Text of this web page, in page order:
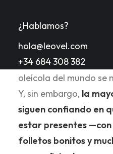
¿Hablamos?
hola@leovel.com
+34 684 308 382
desplazado, el
perdidos de
económica de
oleícola del mundo se
Y, sin embargo, la
siguen confiando en
estar presentes —con
folletos bonitos y